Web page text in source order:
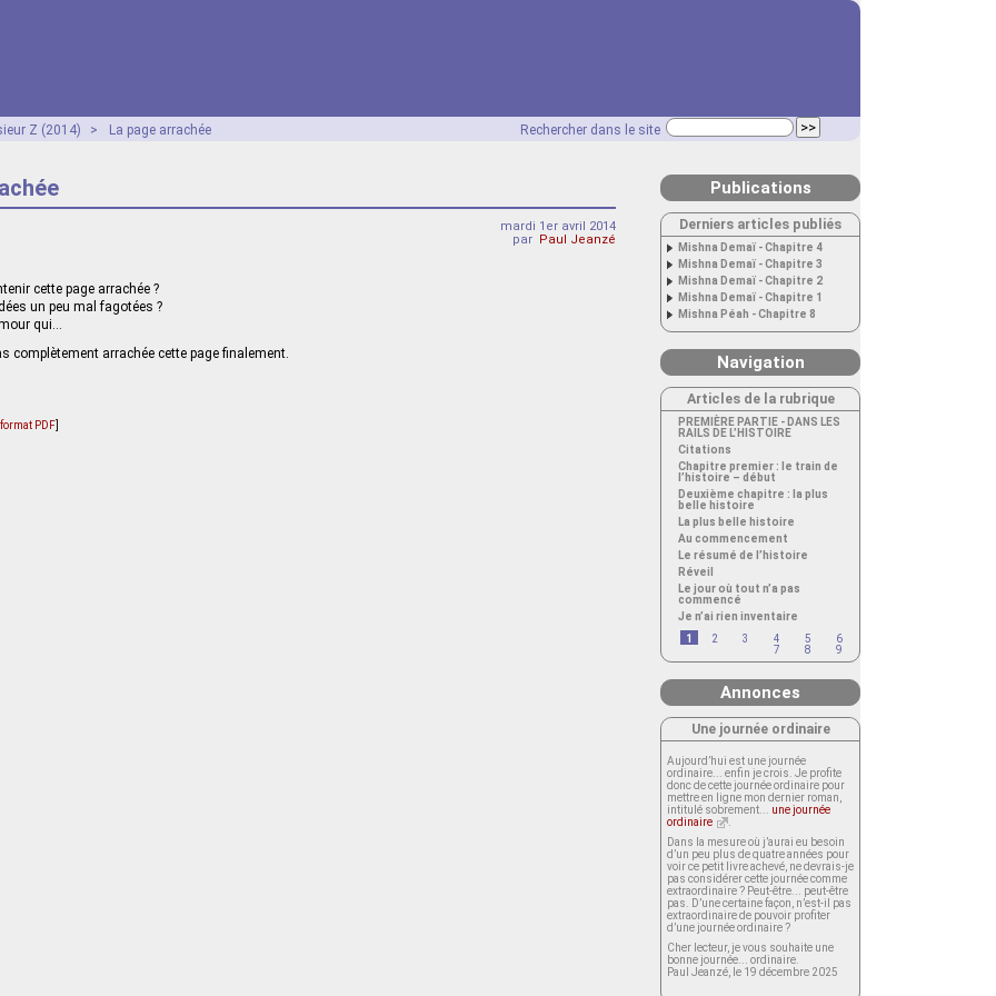
Rechercher dans le site
Z (2014) > La page arrachée
mardi 1er avril 2014
par Paul Jeanzé
cette page arrachée ?
un peu mal fagotées ?
qui…
complètement arrachée cette page finalement.
PDF
Publications
Derniers articles publiés
Mishna Demaï - Chapitre 4
Mishna Demaï - Chapitre 3
Mishna Demaï - Chapitre 2
Mishna Demaï - Chapitre 1
Mishna Péah - Chapitre 8
Navigation
Articles de la rubrique
PREMIÈRE PARTIE - DANS LES
RAILS DE L’HISTOIRE
Citations
Chapitre premier : le train de
l’histoire – début
Deuxième chapitre : la plus
belle histoire
La plus belle histoire
Au commencement
Le résumé de l’histoire
Réveil
Le jour où tout n’a pas
commencé
Je n’ai rien inventaire
1
2 3 4 5
6
7
8 9
Annonces
Une journée ordinaire
Aujourd’hui est une journée
ordinaire... enfin je crois. Je profite
donc de cette journée ordinaire pour
mettre en ligne mon dernier roman,
intitulé sobrement... une journée
ordinaire
Dans la mesure où j’aurai eu besoin
d’un peu plus de quatre années pour
voir ce petit livre achevé, ne devrais-je
pas considérer cette journée comme
extraordinaire ? Peut-être... peut-être
pas. D’une certaine façon, n’est-il pas
extraordinaire de pouvoir profiter
d’une journée ordinaire ?
Cher lecteur, je vous souhaite une
bonne journée... ordinaire.
Paul Jeanzé, le 19 décembre 2025